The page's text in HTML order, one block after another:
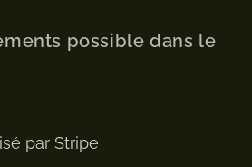
possible dans le
par Stripe